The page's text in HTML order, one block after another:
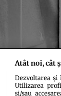
inima României”
Atât noi, cât
Dezvoltarea
Utilizarea
și/sau